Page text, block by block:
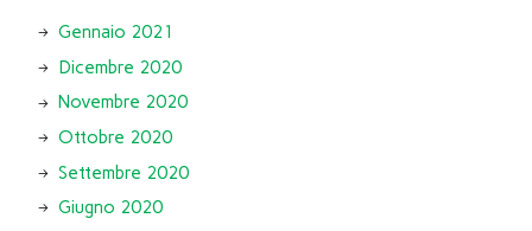
Gennaio 2021
Dicembre 2020
Novembre 2020
Ottobre 2020
Settembre 2020
Giugno 2020